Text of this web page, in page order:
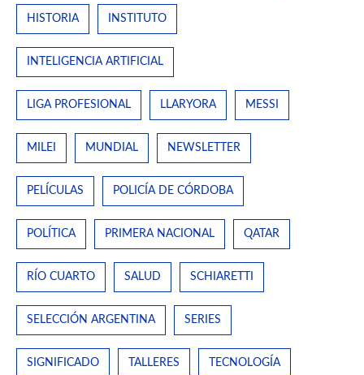
HISTORIA INSTITUTO
INTELIGENCIA ARTIFICIAL
LIGA PROFESIONAL LLARYORA MESSI
MILEI MUNDIAL NEWSLETTER
PELÍCULAS POLICÍA DE CÓRDOBA
POLÍTICA PRIMERA NACIONAL QATAR
RÍO CUARTO SALUD SCHIARETTI
SELECCIÓN ARGENTINA SERIES
SIGNIFICADO TALLERES TECNOLOGÍA